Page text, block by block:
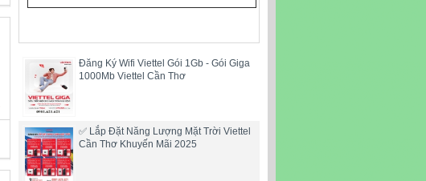
Đăng Ký Wifi Viettel Gói 1Gb - Gói Giga
1000Mb Viettel Cần Thơ
✅ Lắp Đặt Năng Lượng Mặt Trời Viettel
Cần Thơ Khuyến Mãi 2025